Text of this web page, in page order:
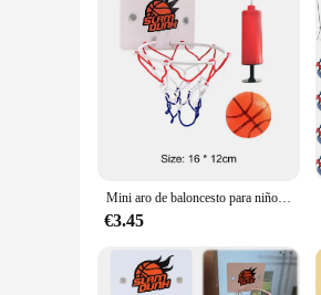
Mini aro de baloncesto para niños, canasta de baloncesto de interior, pelota suave, 1 Bola, bomba inflable, juego divertido, juguete de baloncesto para niños
€3.45